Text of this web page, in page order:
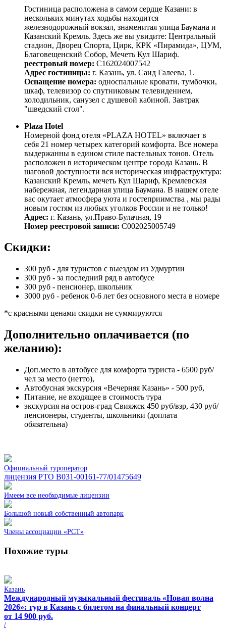
Гостиница расположена в самом сердце Казани: в
нескольких минутах ходьбы находится
железнодорожный вокзал, знаменитая улица Баумана и
Казанский Кремль. Здесь же вы увидите: Центральный
стадион, Дворец Спорта, Цирк, КРК «Пирамида», ЦУМ,
Благовещенский Собор, Мечеть Кул Шариф.
реестровый номер: С162024007542
Адрес гостиницы: г. Казань, ул. Саид Галеева, 1.
Оснащение номера: односпальные кровати, тумбочки,
шкаф, телевизор со спутниковым телевидением,
холодильник, санузел с душевой кабиной. Завтрак
"шведский стол".
Plaza Hotel
Номерной фонд отеля «PLAZA HOTEL» включает в
себя 21 номер четырех категорий комфорта. Все номера
выдержанны в едином стиле пастельных тонов. Отель
расположен в историческом центре города Казань. В
шаговой доступности вся историческая инфраструктура:
Казанский Кремль, мечеть Кул Шариф, Кремлевская
набережная, легендарная улица Баумана. В нашем отеле
вас окутает атмосфера уюта и гостеприимства , мы рады
новым гостям из любых уголков России и не только!
Адрес: г. Казань, ул.Право-Булачная, 19
Номер реестровой записи: С002025005749
Скидки:
300 руб - для туристов с выездом из Удмуртии
300 руб - за последний ряд в автобусе
300 руб - пенсионер, школьник
3000 руб - ребенок 0-6 лет без основного места в номере
*c красными ценами скидки не суммируются
Дополнительно оплачивается (по
желанию):
Доп.место в автобусе для комфорта туриста - 6500 руб/
чел за место (нетто),
Автобусная экскурсия «Вечерняя Казань» - 500 руб,
Питание, не входящее в стоимость тура
экскурсия на остров-град Свияжск 450 руб/взр, 430 руб/
пенсионеры, студенты, школьники (доплата
обязательна)
Официальный туроператор
лицензия РТО В031-00161-77/01475649
Имеем все необходимые лицензии
Большой новый собственный автопарк
Члены ассоциации «РСТ»
Похожие туры
Казань
Международный музыкальный фестиваль «Новая волна
2026»: тур в Казань с билетом на финальный концерт
от 14 900 руб.
/